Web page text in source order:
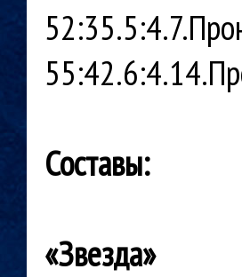
Составы:
«Звезда»